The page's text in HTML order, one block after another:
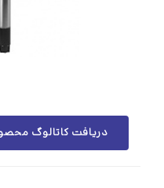
دریافت کاتالوگ